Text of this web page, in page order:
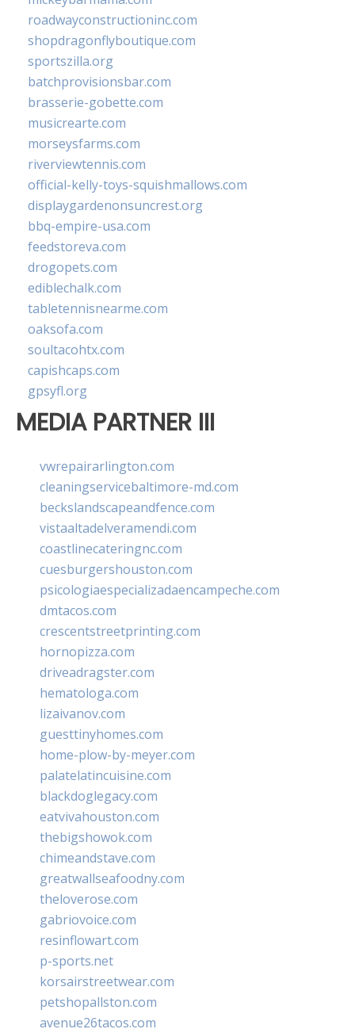
roadwayconstructioninc.com
shopdragonflyboutique.com
sportszilla.org
batchprovisionsbar.com
brasserie-gobette.com
musicrearte.com
morseysfarms.com
riverviewtennis.com
official-kelly-toys-squishmallows.com
displaygardenonsuncrest.org
bbq-empire-usa.com
feedstoreva.com
drogopets.com
ediblechalk.com
tabletennisnearme.com
oaksofa.com
soultacohtx.com
capishcaps.com
gpsyfl.org
MEDIA PARTNER III
vwrepairarlington.com
cleaningservicebaltimore-md.com
beckslandscapeandfence.com
vistaaltadelveramendi.com
coastlinecateringnc.com
cuesburgershouston.com
psicologiaespecializadaencampeche.com
dmtacos.com
crescentstreetprinting.com
hornopizza.com
driveadragster.com
hematologa.com
lizaivanov.com
guesttinyhomes.com
home-plow-by-meyer.com
palatelatincuisine.com
blackdoglegacy.com
eatvivahouston.com
thebigshowok.com
chimeandstave.com
greatwallseafoodny.com
theloverose.com
gabriovoice.com
resinflowart.com
p-sports.net
korsairstreetwear.com
petshopallston.com
avenue26tacos.com